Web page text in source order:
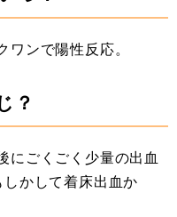
ンで陽性反応。
？
にごくごく少量の出血
かして着床出血か